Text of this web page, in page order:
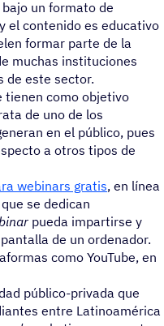
un formato de
el contenido es educativo
formar parte de la
muchas instituciones
de este sector.
tienen como objetivo
de uno de los
en el público, pues
a otros tipos de
webinars gratis, en línea
se dedican
pueda impartirse y
de un ordenador.
como YouTube, en
público-privada que
entre Latinoamérica